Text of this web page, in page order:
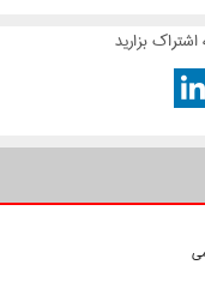
بزارید